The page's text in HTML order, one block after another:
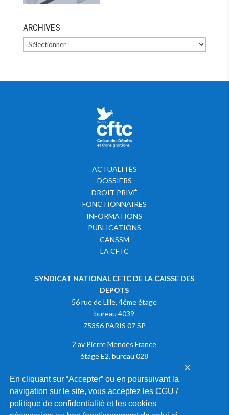
En cliquant sur “Accepter” ou en poursuivant la
navigation sur le site, vous acceptez les CGU /
politique de confidentialité et les cookies
✕
ARCHIVES
ACTUALITÉS
DOSSIERS
DROIT PRIVÉ
FONCTIONNAIRES
INFORMATIONS
PUBLICATIONS
CANSSM
LA CFTC
SYNDICAT NATIONAL CFTC DE LA CAISSE DES
DEPOTS
56 rue de Lille, 4éme étage
bureau 4039
75356 PARIS 07 SP
2 av Pierre Mendés France
étage E2, bureau 028
Adhérer à la CFTC